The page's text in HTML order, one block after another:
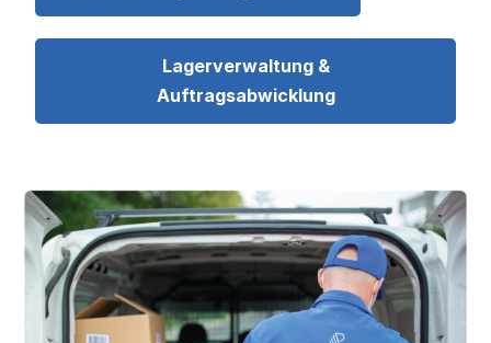
Lagerverwaltung &
Auftragsabwicklung